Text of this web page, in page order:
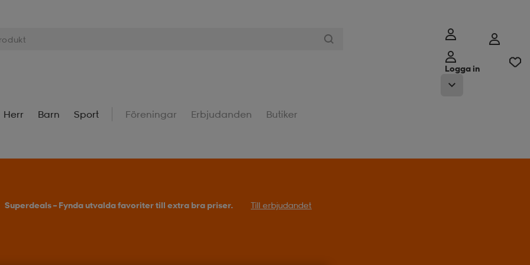
Logga in
Herr Barn Sport Föreningar Erbjudanden Butiker
Superdeals – Fynda utvalda favoriter till extra bra priser. Till erbjudandet